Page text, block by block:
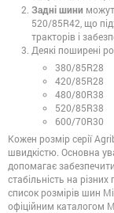
Задні шини
520/85R42, що
тракторів і
Деякі поширені
380/85R28
420/85R28
480/80R38
520/85R38
600/70R30
Кожен розмір серії
швидкістю. Основна
допомагає
стабільність на
список розмірів шин
офіційним каталогом